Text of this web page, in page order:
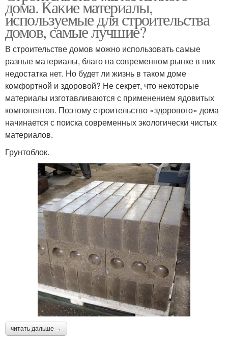
дома. Какие материалы,
используемые для строительства
домов, самые лучшие?
В строительстве домов можно использовать самые
разные материалы, благо на современном рынке в них
недостатка нет. Но будет ли жизнь в таком доме
комфортной и здоровой? Не секрет, что некоторые
материалы изготавливаются с применением ядовитых
компонентов. Поэтому строительство «здорового» дома
начинается с поиска современных экологически чистых
материалов.
Грунтоблок.
читать дальше →